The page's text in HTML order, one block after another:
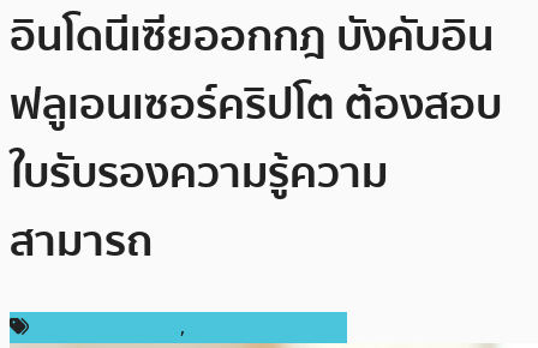
อินโดนีเซียออกกฎ บังคับอิน
ฟลูเอนเซอร์คริปโต ต้องสอบ
ใบรับรองความรู้ความ
สามารถ
,